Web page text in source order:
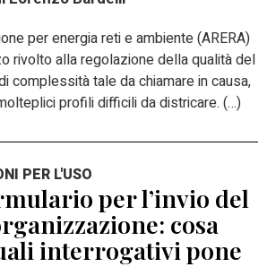
per energia reti e ambiente (ARERA)
rivolto alla regolazione della qualità del
complessità tale da chiamare in causa,
profili difficili da districare. (…)
PER L'USO
per l’invio del
cosa
interrogativi pone